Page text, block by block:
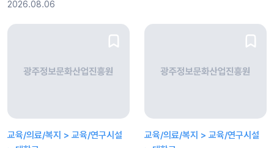
2026.08.06
교육/의료/복지 > 교육/연구시설
교육/의료/복지 > 교육/연구시설